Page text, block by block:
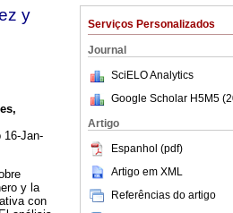
Serviços Personalizados
Journal
SciELO Analytics
Google Scholar H5M5 (
Artigo
Espanhol (pdf)
Artigo em XML
Referências do artigo
y
16-Jan-
y la
con